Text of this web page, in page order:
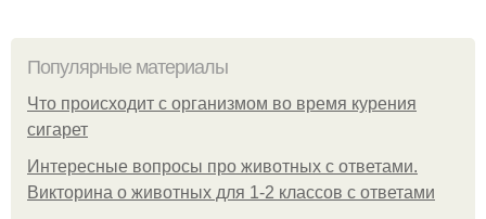
Популярные материалы
Что происходит с организмом во время курения
сигарет
Интересные вопросы про животных с ответами.
Викторина о животных для 1-2 классов с ответами